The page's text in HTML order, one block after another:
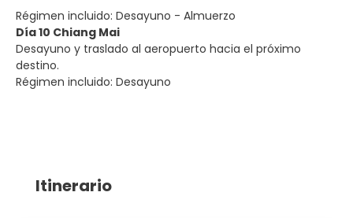
Régimen incluido: Desayuno - Almuerzo
Día 10 Chiang Mai
Desayuno y traslado al aeropuerto hacia el próximo
destino.
Régimen incluido: Desayuno
Itinerario